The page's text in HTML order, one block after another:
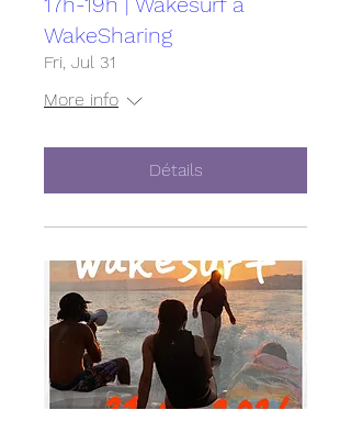
WakeSharing
Fri, Jul 31
More info
Détails